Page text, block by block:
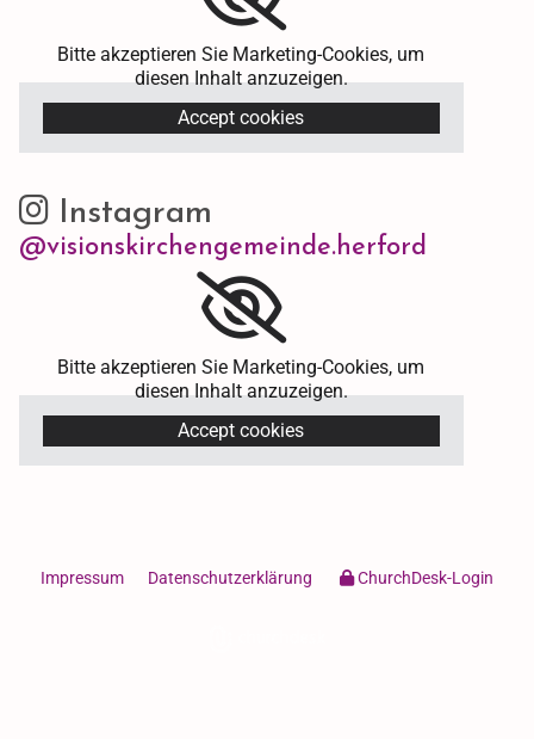
Bitte akzeptieren Sie Marketing-Cookies, um
diesen Inhalt anzuzeigen.
Accept cookies
 Instagram
@visionskirchengemeinde.herford
Bitte akzeptieren Sie Marketing-Cookies, um
diesen Inhalt anzuzeigen.
Accept cookies
Impressum Datenschutzerklärung ChurchDesk-Login